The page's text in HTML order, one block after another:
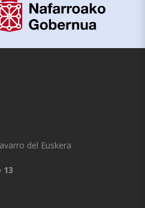
del Euskera
13